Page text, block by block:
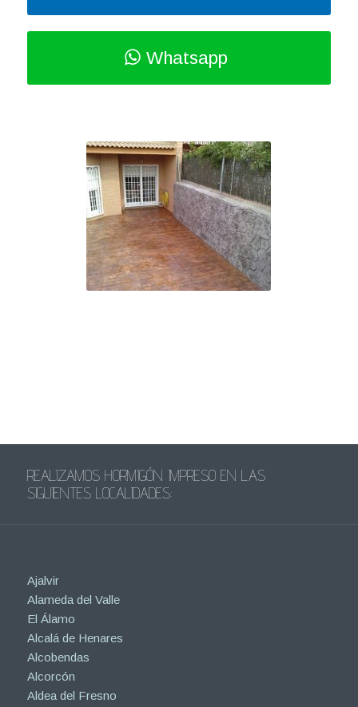
Whatsapp
REALIZAMOS HORMIGÓN IMPRESO EN LAS
SIGUIENTES LOCALIDADES:
Ajalvir
Alameda del Valle
El Álamo
Alcalá de Henares
Alcobendas
Alcorcón
Aldea del Fresno